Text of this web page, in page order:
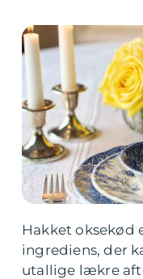
Hakket oksekød
ingrediens, der
utallige lækre